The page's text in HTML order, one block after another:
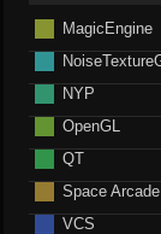
MagicEngine
NYP
OpenGL
QT
Space Arcade
VCS